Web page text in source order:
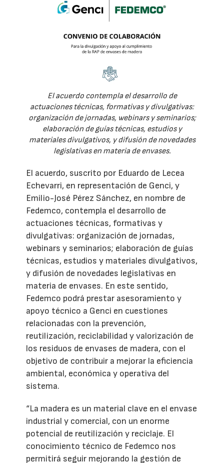
El acuerdo contempla el desarrollo de
actuaciones técnicas, formativas y divulgativas:
organización de jornadas, webinars y seminarios;
elaboración de guías técnicas, estudios y
materiales divulgativos, y difusión de novedades
legislativas en materia de envases.
El acuerdo, suscrito por Eduardo de Lecea
Echevarri, en representación de Genci, y
Emilio-José Pérez Sánchez, en nombre de
Fedemco, contempla el desarrollo de
actuaciones técnicas, formativas y
divulgativas: organización de jornadas,
webinars y seminarios; elaboración de guías
técnicas, estudios y materiales divulgativos,
y difusión de novedades legislativas en
materia de envases. En este sentido,
Fedemco podrá prestar asesoramiento y
apoyo técnico a Genci en cuestiones
relacionadas con la prevención,
reutilización, reciclabilidad y valorización de
los residuos de envases de madera, con el
objetivo de contribuir a mejorar la eficiencia
ambiental, económica y operativa del
sistema.
“La madera es un material clave en el envase
industrial y comercial, con un enorme
potencial de reutilización y reciclaje. El
conocimiento técnico de Fedemco nos
permitirá seguir mejorando la gestión de